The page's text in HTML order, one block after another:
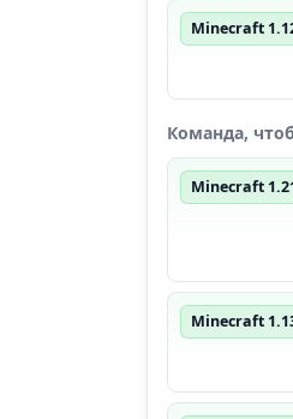
Minecraft
Команда,
Minecraft
Minecraft